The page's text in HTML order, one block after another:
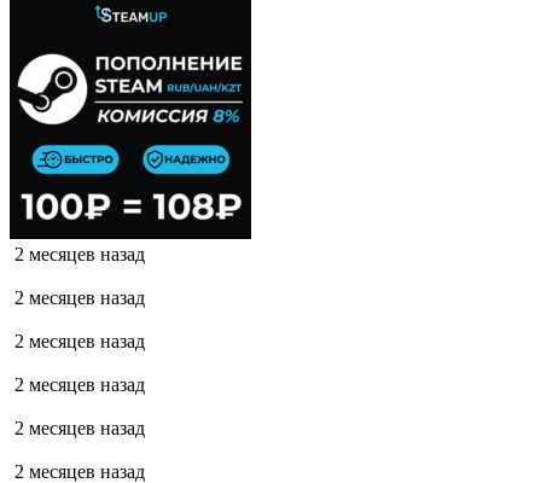
2 месяцев назад
2 месяцев назад
2 месяцев назад
2 месяцев назад
2 месяцев назад
2 месяцев назад